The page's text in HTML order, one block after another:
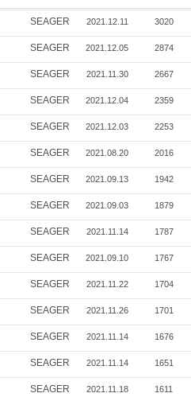
SEAGER 2021.12.11 3020
SEAGER 2021.12.05 2874
SEAGER 2021.11.30 2667
SEAGER 2021.12.04 2359
SEAGER 2021.12.03 2253
SEAGER 2021.08.20 2016
SEAGER 2021.09.13 1942
SEAGER 2021.09.03 1879
SEAGER 2021.11.14 1787
SEAGER 2021.09.10 1767
SEAGER 2021.11.22 1704
SEAGER 2021.11.26 1701
SEAGER 2021.11.14 1676
SEAGER 2021.11.14 1651
SEAGER 2021.11.18 1611